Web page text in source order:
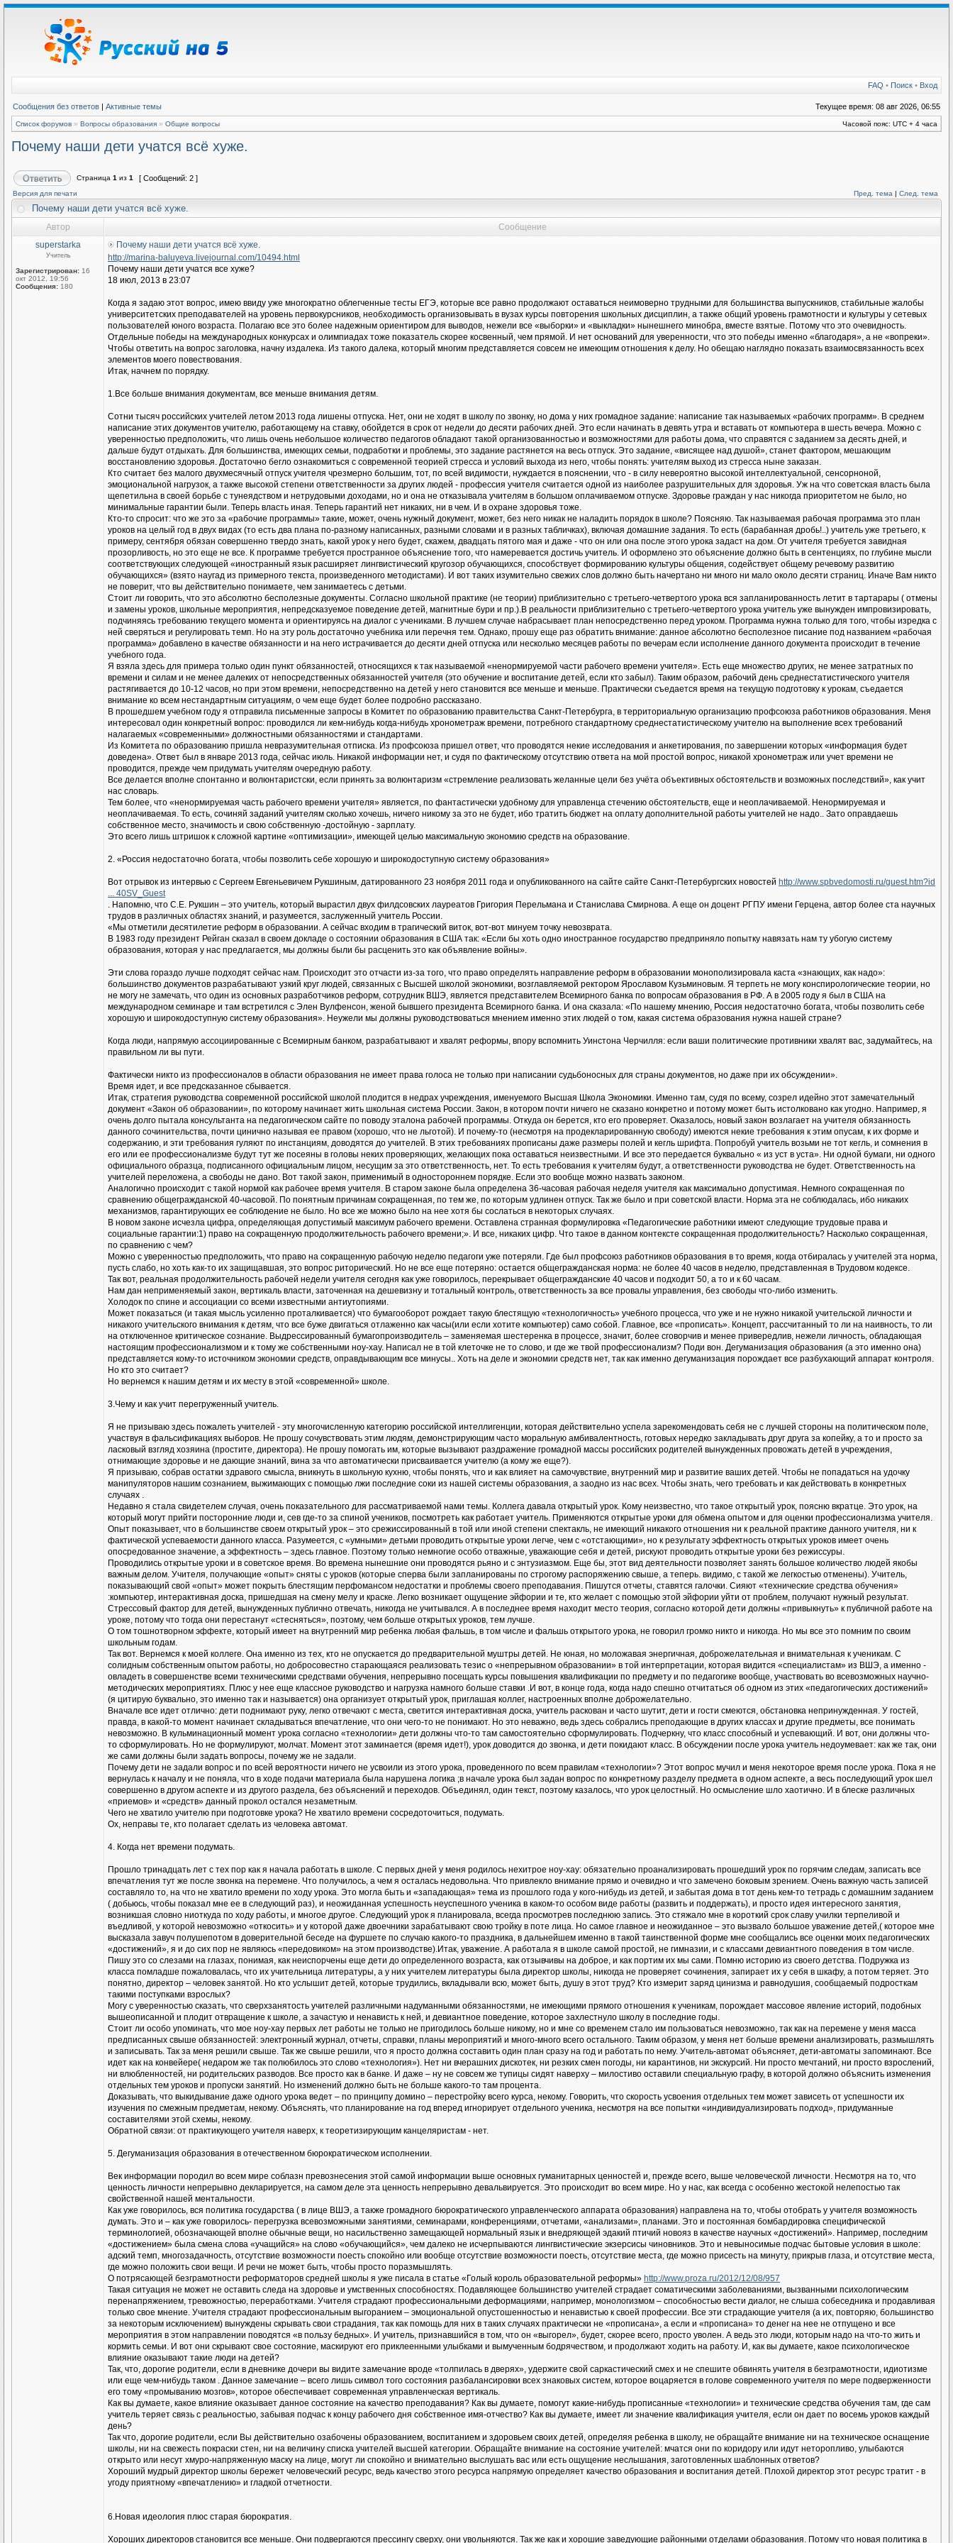
FAQ • Поиск • Вход
Сообщения без ответов | Активные темы Текущее время: 08 авг 2026, 06:55
Список форумов » Вопросы образования » Общие вопросы Часовой пояс: UTC + 4 часа
Почему наши дети учатся всё хуже.
Страница 1 из 1 [ Сообщений: 2 ]
Версия для печати Пред. тема | След. тема
Почему наши дети учатся всё хуже.
Автор
Сообщение
superstarka
Учитель
Зарегистрирован: 16
окт 2012, 19:56
Сообщения: 180
Почему наши дети учатся всё хуже.
http://marina-baluyeva.livejournal.com/10494.html
Почему наши дети учатся все хуже?
18 июл, 2013 в 23:07
Когда я задаю этот вопрос, имею ввиду уже многократно облегченные тесты ЕГЭ, которые все равно продолжают оставаться неимоверно трудными для большинства выпускников, стабильные жалобы
университетских преподавателей на уровень первокурсников, необходимость организовывать в вузах курсы повторения школьных дисциплин, а также общий уровень грамотности и культуры у сетевых
пользователей юного возраста. Полагаю все это более надежным ориентиром для выводов, нежели все «выборки» и «выкладки» нынешнего минобра, вместе взятые. Потому что это очевидность.
Отдельные победы на международных конкурсах и олимпиадах тоже показатель скорее косвенный, чем прямой. И нет оснований для уверенности, что это победы именно «благодаря», а не «вопреки».
Чтобы ответить на вопрос заголовка, начну издалека. Из такого далека, который многим представляется совсем не имеющим отношения к делу. Но обещаю наглядно показать взаимосвязанность всех
элементов моего повествования.
Итак, начнем по порядку.
1.Все больше внимания документам, все меньше внимания детям.
Сотни тысяч российских учителей летом 2013 года лишены отпуска. Нет, они не ходят в школу по звонку, но дома у них громадное задание: написание так называемых «рабочих программ». В среднем
написание этих документов учителю, работающему на ставку, обойдется в срок от недели до десяти рабочих дней. Это если начинать в девять утра и вставать от компьютера в шесть вечера. Можно с
уверенностью предположить, что лишь очень небольшое количество педагогов обладают такой организованностью и возможностями для работы дома, что справятся с заданием за десять дней, и
дальше будут отдыхать. Для большинства, имеющих семьи, подработки и проблемы, это задание растянется на весь отпуск. Это задание, «висящее над душой», станет фактором, мешающим
восстановлению здоровья. Достаточно бегло ознакомиться с современной теорией стресса и условий выхода из него, чтобы понять: учителям выход из стресса ныне заказан.
Кто считает без малого двухмесячный отпуск учителя чрезмерно большим, тот, по всей видимости, нуждается в пояснении, что - в силу невероятно высокой интеллектуальной, сенсорноной,
эмоциональной нагрузок, а также высокой степени ответственности за других людей - профессия учителя считается одной из наиболее разрушительных для здоровья. Уж на что советская власть была
щепетильна в своей борьбе с тунеядством и нетрудовыми доходами, но и она не отказывала учителям в большом оплачиваемом отпуске. Здоровье граждан у нас никогда приоритетом не было, но
минимальные гарантии были. Теперь власть иная. Теперь гарантий нет никаких, ни в чем. И в охране здоровья тоже.
Кто-то спросит: что же это за «рабочие программы» такие, может, очень нужный документ, может, без него никак не наладить порядок в школе? Поясняю. Так называемая рабочая программа это план
уроков на целый год в двух видах (то есть два плана по-разному написанных, разными словами и в разных табличках), включая домашние задания. То есть (барабанная дробь!..) учитель уже третьего, к
примеру, сентября обязан совершенно твердо знать, какой урок у него будет, скажем, двадцать пятого мая и даже - что он или она после этого урока задаст на дом. От учителя требуется завидная
прозорливость, но это еще не все. К программе требуется пространное объяснение того, что намеревается достичь учитель. И оформлено это объяснение должно быть в сентенциях, по глубине мысли
соответствующих следующей «иностранный язык расширяет лингвистический кругозор обучающихся, способствует формированию культуры общения, содействует общему речевому развитию
обучающихся» (взято наугад из примерного текста, произведенного методистами). И вот таких изумительно свежих слов должно быть начертано ни много ни мало около десяти страниц. Иначе Вам никто
не поверит, что вы действительно понимаете, чем занимаетесь с детьми.
Стоит ли говорить, что это абсолютно бесполезные документы. Согласно школьной практике (не теории) приблизительно с третьего-четвертого урока вся запланированность летит в тартарары ( отмены
и замены уроков, школьные мероприятия, непредсказуемое поведение детей, магнитные бури и пр.).В реальности приблизительно с третьего-четвертого урока учитель уже вынужден импровизировать,
подчиняясь требованию текущего момента и ориентируясь на диалог с учениками. В лучшем случае набрасывает план непосредственно перед уроком. Программа нужна только для того, чтобы изредка с
ней сверяться и регулировать темп. Но на эту роль достаточно учебника или перечня тем. Однако, прошу еще раз обратить внимание: данное абсолютно бесполезное писание под названием «рабочая
программа» добавлено в качестве обязанности и на него истрачивается до десяти дней отпуска или несколько месяцев работы по вечерам если исполнение данного документа происходит в течение
учебного года.
Я взяла здесь для примера только один пункт обязанностей, относящихся к так называемой «ненормируемой части рабочего времени учителя». Есть еще множество других, не менее затратных по
времени и силам и не менее далеких от непосредственных обязанностей учителя (это обучение и воспитание детей, если кто забыл). Таким образом, рабочий день среднестатистического учителя
растягивается до 10-12 часов, но при этом времени, непосредственно на детей у него становится все меньше и меньше. Практически съедается время на текущую подготовку к урокам, съедается
внимание ко всем нестандартным ситуациям, о чем еще будет более подробно рассказано.
В прошедшем учебном году я отправила письменные запросы в Комитет по образованию правительства Санкт-Петербурга, в территориальную организацию профсоюза работников образования. Меня
интересовал один конкретный вопрос: проводился ли кем-нибудь когда-нибудь хронометраж времени, потребного стандартному среднестатистическому учителю на выполнение всех требований
налагаемых «современными» должностными обязанностями и стандартами.
Из Комитета по образованию пришла невразумительная отписка. Из профсоюза пришел ответ, что проводятся некие исследования и анкетирования, по завершении которых «информация будет
доведена». Ответ был в январе 2013 года, сейчас июль. Никакой информации нет, и судя по фактическому отсутствию ответа на мой простой вопрос, никакой хронометраж или учет времени не
проводится, прежде чем придумать учителям очередную работу.
Все делается вполне спонтанно и волюнтаристски, если принять за волюнтаризм «стремление реализовать желанные цели без учёта объективных обстоятельств и возможных последствий», как учит
нас словарь.
Тем более, что «ненормируемая часть рабочего времени учителя» является, по фантастически удобному для управленца стечению обстоятельств, еще и неоплачиваемой. Ненормируемая и
неоплачиваемая. То есть, сочиняй заданий учителям сколько хочешь, ничего никому за это не будет, ибо тратить бюджет на оплату дополнительной работы учителей не надо.. Зато оправдаешь
собственное место, значимость и свою собственную -достойную - зарплату.
Это всего лишь штришок к сложной картине «оптимизации», имеющей целью максимальную экономию средств на образование.
2. «Россия недостаточно богата, чтобы позволить себе хорошую и широкодоступную систему образования»
Вот отрывок из интервью с Сергеем Евгеньевичем Рукшиным, датированного 23 ноября 2011 года и опубликованного на сайте сайте Санкт-Петербургских новостей http://www.spbvedomosti.ru/guest.htm?id
... 40SV_Guest
. Напомню, что С.Е. Рукшин – это учитель, который вырастил двух филдсовских лауреатов Григория Перельмана и Станислава Смирнова. А еще он доцент РГПУ имени Герцена, автор более ста научных
трудов в различных областях знаний, и разумеется, заслуженный учитель России.
«Мы отметили десятилетие реформ в образовании. А сейчас входим в трагический виток, вот-вот минуем точку невозврата.
В 1983 году президент Рейган сказал в своем докладе о состоянии образования в США так: «Если бы хоть одно иностранное государство предприняло попытку навязать нам ту убогую систему
образования, которая у нас предлагается, мы должны были бы расценить это как объявление войны».
Эти слова гораздо лучше подходят сейчас нам. Происходит это отчасти из-за того, что право определять направление реформ в образовании монополизировала каста «знающих, как надо»:
большинство документов разрабатывают узкий круг людей, связанных с Высшей школой экономики, возглавляемой ректором Ярославом Кузьминовым. Я терпеть не могу конспирологические теории, но
не могу не замечать, что один из основных разработчиков реформ, сотрудник ВШЭ, является представителем Всемирного банка по вопросам образования в РФ. А в 2005 году я был в США на
международном семинаре и там встретился с Элен Вулфенсон, женой бывшего президента Всемирного банка. И она сказала: «По нашему мнению, Россия недостаточно богата, чтобы позволить себе
хорошую и широкодоступную систему образования». Неужели мы должны руководствоваться мнением именно этих людей о том, какая система образования нужна нашей стране?
Когда люди, напрямую ассоциированные с Всемирным банком, разрабатывают и хвалят реформы, впору вспомнить Уинстона Черчилля: если ваши политические противники хвалят вас, задумайтесь, на
правильном ли вы пути.
Фактически никто из профессионалов в области образования не имеет права голоса не только при написании судьбоносных для страны документов, но даже при их обсуждении».
Время идет, и все предсказанное сбывается.
Итак, стратегия руководства современной российской школой плодится в недрах учреждения, именуемого Высшая Школа Экономики. Именно там, судя по всему, созрел идейно этот замечательный
документ «Закон об образовании», по которому начинает жить школьная система России. Закон, в котором почти ничего не сказано конкретно и потому может быть истолковано как угодно. Например, я
очень долго пытала консультанта на педагогическом сайте по поводу эталона рабочей программы. Откуда он берется, кто его проверяет. Оказалось, новый закон возлагает на учителя обязанность
данного сочинительства, почти цинично называя ее правом (хорошо, что не льготой). И почему-то (несмотря на продекларированную свободу) имеются некие требования к этим опусам, к их форме и
содержанию, и эти требования гуляют по инстанциям, доводятся до учителей. В этих требованиях прописаны даже размеры полей и кегль шрифта. Попробуй учитель возьми не тот кегль, и сомнения в
его или ее профессионализме будут тут же посеяны в головы неких проверяющих, желающих пока оставаться неизвестными. И все это передается буквально « из уст в уста». Ни одной бумаги, ни одного
официального образца, подписанного официальным лицом, несущим за это ответственность, нет. То есть требования к учителям будут, а ответственности руководства не будет. Ответственность на
учителей переложена, а свободы не дано. Вот такой закон, применимый в одностороннем порядке. Если это вообще можно назвать законом.
Аналогично происходит с такой нормой как рабочее время учителя. В старом законе была определена 36-часовая рабочая неделя учителя как максимально допустимая. Немного сокращенная по
сравнению общегражданской 40-часовой. По понятным причинам сокращенная, по тем же, по которым удлинен отпуск. Так же было и при советской власти. Норма эта не соблюдалась, ибо никаких
механизмов, гарантирующих ее соблюдение не было. Но все же можно было на нее хотя бы сослаться в некоторых случаях.
В новом законе исчезла цифра, определяющая допустимый максимум рабочего времени. Оставлена странная формулировка «Педагогические работники имеют следующие трудовые права и
социальные гарантии:1) право на сокращенную продолжительность рабочего времени;». И все, никаких цифр. Что такое в данном контексте сокращенная продолжительность? Насколько сокращенная,
по сравнению с чем?
Можно с уверенностью предположить, что право на сокращенную рабочую неделю педагоги уже потеряли. Где был профсоюз работников образования в то время, когда отбиралась у учителей эта норма,
пусть слабо, но хоть как-то их защищавшая, это вопрос риторический. Но не все еще потеряно: остается общегражданская норма: не более 40 часов в неделю, представленная в Трудовом кодексе.
Так вот, реальная продолжительность рабочей недели учителя сегодня как уже говорилось, перекрывает общегражданские 40 часов и подходит 50, а то и к 60 часам.
Нам дан неприменяемый закон, вертикаль власти, заточенная на дешевизну и тотальный контроль, ответственность за все провалы управления, без свободы что-либо изменить.
Холодок по спине и ассоциации со всеми известными антиутопиями.
Может показаться (и такая мысль усиленно проталкивается) что бумагооборот рождает такую блестящую «технологичность» учебного процесса, что уже и не нужно никакой учительской личности и
никакого учительского внимания к детям, что все буже двигаться отлаженно как часы(или если хотите компьютер) само собой. Главное, все «прописать». Концепт, рассчитанный то ли на наивность, то ли
на отключенное критическое сознание. Выдрессированный бумагопроизводитель – заменяемая шестеренка в процессе, значит, более сговорчив и менее привередлив, нежели личность, обладающая
настоящим профессионализмом и к тому же собственными ноу-хау. Написал не в той клеточке не то слово, и где же твой профессионализм? Поди вон. Дегуманизация образования (а это именно она)
представляется кому-то источником экономии средств, оправдывающим все минусы.. Хоть на деле и экономии средств нет, так как именно дегуманизация порождает все разбухающий аппарат контроля.
Но кто это считает?
Но вернемся к нашим детям и их месту в этой «современной» школе.
3.Чему и как учит перегруженный учитель.
Я не призываю здесь пожалеть учителей - эту многочисленную категорию российской интеллигенции, которая действительно успела зарекомендовать себя не с лучшей стороны на политическом поле,
участвуя в фальсификациях выборов. Не прошу сочувствовать этим людям, демонстрирующим часто моральную амбивалентность, готовых нередко закладывать друг друга за копейку, а то и просто за
ласковый взгляд хозяина (простите, директора). Не прошу помогать им, которые вызывают раздражение громадной массы российских родителей вынужденных провожать детей в учреждения,
отнимающие здоровье и не дающие знаний, вина за что автоматически присваивается учителю (а кому же еще?).
Я призываю, собрав остатки здравого смысла, вникнуть в школьную кухню, чтобы понять, что и как влияет на самочувствие, внутренний мир и развитие ваших детей. Чтобы не попадаться на удочку
манипуляторов нашим сознанием, выжимающих с помощью лжи последние соки из нашей системы образования, а заодно из нас всех. Чтобы знать, чего требовать и как действовать в конкретных
случаях .
Недавно я стала свидетелем случая, очень показательного для рассматриваемой нами темы. Коллега давала открытый урок. Кому неизвестно, что такое открытый урок, поясню вкратце. Это урок, на
который могут прийти посторонние люди и, сев где-то за спиной учеников, посмотреть как работает учитель. Применяются открытые уроки для обмена опытом и для оценки профессионализма учителя.
Опыт показывает, что в большинстве своем открытый урок – это срежиссированный в той или иной степени спектакль, не имеющий никакого отношения ни к реальной практике данного учителя, ни к
фактической успеваемости данного класса. Разумеется, с «умными» детьми проводить открытые уроки легче, чем с «отстающими», но к результату эффектность открытых уроков имеет очень
опосредованное значение, а эффектность – здесь главное. Поэтому только немногие особо отважные, уважающие себя и детей, рискуют проводить открытые уроки без режиссуры.
Проводились открытые уроки и в советское время. Во времена нынешние они проводятся рьяно и с энтузиазмом. Еще бы, этот вид деятельности позволяет занять большое количество людей якобы
важным делом. Учителя, получающие «опыт» сняты с уроков (которые сперва были запланированы по строгому распоряжению свыше, а теперь. видимо, с такой же легкостью отменены). Учитель,
показывающий свой «опыт» может покрыть блестящим перфомансом недостатки и проблемы своего преподавания. Пишутся отчеты, ставятся галочки. Сияют «технические средства обучения»
:компьютер, интерактивная доска, пришедшая на смену мелу и краске. Легко возникает ощущение эйфории и те, кто желает с помощью этой эйфории уйти от проблем, получают нужный результат.
Стрессовый фактор для детей, вынужденных публично отвечать, никогда не учитывался. А в последнее время находит место теория, согласно которой дети должны «привыкнуть» к публичной работе на
уроке, потому что тогда они перестанут «стесняться», поэтому, чем больше открытых уроков, тем лучше.
О том тошнотворном эффекте, который имеет на внутренний мир ребенка любая фальшь, в том числе и фальшь открытого урока, не говорил громко никто и никогда. Но мы все это помним по своим
школьным годам.
Так вот. Вернемся к моей коллеге. Она именно из тех, кто не опускается до предварительной муштры детей. Не юная, но моложавая энергичная, доброжелательная и внимательная к ученикам. С
солидным собственным опытом работы, но добросовестно старающаяся реализовать тезис о «непрерывном образовании» в той интерпретации, которая видится «специалистам» из ВШЭ, а именно -
овладеть в совершенстве всеми техническими средствами обучения, непрерывно посещать курсы повышения квалификации по предмету и по педагогике вообще, участвовать во всевозможных научно-
методических мероприятиях. Плюс у нее еще классное руководство и нагрузка намного больше ставки .И вот, в конце года, когда надо спешно отчитаться об одном из этих «педагогических достижений»
(я цитирую буквально, это именно так и называется) она организует открытый урок, приглашая коллег, настроенных вполне доброжелательно.
Вначале все идет отлично: дети поднимают руку, легко отвечают с места, светится интерактивная доска, учитель раскован и часто шутит, дети и гости смеются, обстановка непринужденная. У гостей,
правда, в какой-то момент начинает складываться впечатление, что они чего-то не понимают. Но это неважно, ведь здесь собрались преподающие в других классах и другие предметы, все понимать
невозможно. В кульминационный момент урока согласно «технологии» дети должны что-то там самостоятельно сформулировать. Подчеркну, что класс способный и успевающий. И вот, они должны что-
то сформулировать. Но не формулируют, молчат. Момент этот заминается (время идет!), урок доводится до звонка, и дети покидают класс. В обсуждении после урока учитель недоумевает: как же так, они
же сами должны были задать вопросы, почему же не задали.
Почему дети не задали вопрос и по всей вероятности ничего не усвоили из этого урока, проведенного по всем правилам «технологии»? Этот вопрос мучил и меня некоторое время после урока. Пока я не
вернулась к началу и не поняла, что в ходе подачи материала была нарушена логика ;в начале урока был задан вопрос по конкретному разделу предмета в одном аспекте, а весь последующий урок шел
совершенно в другом аспекте и из другого раздела, без объяснений и переходов. Объединял, один текст, поэтому казалось, что урок целостный. Но осмысление шло хаотично. И в блеске различных
«приемов» и «средств» данный прокол остался незаметным.
Чего не хватило учителю при подготовке урока? Не хватило времени сосредоточиться, подумать.
Ох, неправы те, кто полагает сделать из человека автомат.
4. Когда нет времени подумать.
Прошло тринадцать лет с тех пор как я начала работать в школе. С первых дней у меня родилось нехитрое ноу-хау: обязательно проанализировать прошедший урок по горячим следам, записать все
впечатления тут же после звонка на перемене. Что получилось, а чем я осталась недовольна. Что привлекло внимание прямо и очевидно и что замечено боковым зрением. Очень важную часть записей
составляло то, на что не хватило времени по ходу урока. Это могла быть и «западающая» тема из прошлого года у кого-нибудь из детей, и забытая дома в тот день кем-то тетрадь с домашним заданием
( добьюсь, чтобы показал мне ее в следующий раз), и неожиданная успешность неуспешного ученика в каком-то особом виде работы (развить и поддержать), и просто идея интересного занятия,
возникшая словно ниоткуда по ходу работы, и многое другое. Следующий урок я планировала, всегда просмотрев последнюю запись. Это стяжало мне в короткий срок славу училки терпеливой и
въедливой, у которой невозможно «откосить» и у которой даже двоечники зарабатывают свою тройку в поте лица. Но самое главное и неожиданное – это вызвало большое уважение детей,( которое мне
высказала завуч полушепотом в доверительной беседе на фуршете по случаю какого-то праздника, в дальнейшем именно в такой таинственной форме мне сообщались все оценки моих педагогических
«достижений», я и до сих пор не являюсь «передовиком» на этом производстве).Итак, уважение. А работала я в школе самой простой, не гимназии, и с классами девиантного поведения в том числе.
Пишу это со слезами на глазах, понимая, как неиспорчены еще дети до определенного возраста, как отзывчивы на доброе, и как портим их мы сами. Помню историю из своего детства. Подружка из
класса помладше пожаловалась, что их учительница литературы, а у них учителем литературы была директор школы, никогда не проверяет сочинения, запирает их у себя в шкафу, а потом теряет. Это
понятно, директор – человек занятой. Но кто услышит детей, которые трудились, вкладывали всю, может быть, душу в этот труд? Кто измерит заряд цинизма и равнодушия, сообщаемый подросткам
такими поступками взрослых?
Могу с уверенностью сказать, что сверхзанятость учителей различными надуманными обязанностями, не имеющими прямого отношения к ученикам, порождает массовое явление историй, подобных
вышеописанной и плодит отвращение к школе, а зачастую и ненависть к ней, и девиантное поведение, которое захлестнуло школу в последние годы.
Стоит ли особо упоминать, что мое ноу-хау первых лет работы не только не пригодилось больше никому, но и мне со временем стало им пользоваться невозможно, так как на перемене у меня масса
предписанных свыше обязанностей: электронный журнал, отчеты, справки, планы мероприятий и много-много всего остального. Таким образом, у меня нет больше времени анализировать, размышлять
и записывать. Так за меня решили свыше. Так же свыше решили, что я просто должна составить один план сразу на год и работать по нему. Учитель-автомат объясняет, дети-автоматы запоминают. Все
идет как на конвейере( недаром же так полюбилось это слово «технология»). Нет ни вчерашних дискотек, ни резких смен погоды, ни карантинов, ни экскурсий. Ни просто мечтаний, ни просто взрослений,
ни влюбленностей, ни родительских разводов. Все просто как в банке. И даже – ну не совсем же тупицы сидят наверху – милостиво оставили специальную графу, в которой должно объяснить изменения
отдельных тем уроков и пропуски занятий. Но изменений должно быть не больше какого-то там процента.
Доказывать, что выкидывание даже одного урока ведет – по принципу домино – перестройку всего курса, некому. Говорить, что скорость усвоения отдельных тем может зависеть от успешности их
изучения по смежным предметам, некому. Объяснять, что планирование на год вперед игнорирует отдельного ученика, несмотря на все попытки «индивидуализировать подход», придуманные
составителями этой схемы, некому.
Обратной связи: от практикующего учителя наверх, к теоретизирующим канцеляристам - нет.
5. Дегуманизация образования в отечественном бюрократическом исполнении.
Век информации породил во всем мире соблазн превознесения этой самой информации выше основных гуманитарных ценностей и, прежде всего, выше человеческой личности. Несмотря на то, что
ценность личности непрерывно декларируется, на самом деле эта ценность непрерывно девальвируется. Это происходит во всем мире. Но у нас, как всегда с особенно жестокой нелепостью так
свойственной нашей ментальности.
Как уже говорилось, вся политика государства ( в лице ВШЭ, а также громадного бюрократического управленческого аппарата образования) направлена на то, чтобы отобрать у учителя возможность
думать. Это и – как уже говорилось- перегрузка всевозможными занятиями, семинарами, конференциями, отчетами, «анализами», планами. Это и постоянная бомбардировка специфической
терминологией, обозначающей вполне обычные вещи, но насильственно замещающей нормальный язык и внедряющей эдакий птичий новояз в качестве научных «достижений». Например, последним
«достижением» была смена слова «учащийся» на слово «обучающийся», чем далеко не исчерпываются лингвистические экзерсисы чиновников. Это и невыносимые подчас бытовые условия в школе:
адский темп, многозадачность, отсутствие возможности поесть спокойно или вообще отсутствие возможности поесть, отсутствие места, где можно присесть на минуту, прикрыв глаза, и отсутствие места,
где можно положить свои вещи. И речи не может быть, чтобы просто поразмышлять.
О потрясающей безграмотности реформаторов средней школы я уже писала в статье «Голый король образовательной реформы» http://www.proza.ru/2012/12/08/957
Такая ситуация не может не оставить следа на здоровье и умственных способностях. Подавляющее большинство учителей страдает соматическими заболеваниями, вызванными психологическим
перенапряжением, тревожностью, переработками. Учителя страдают профессиональными деформациями, например, монологизмом – способностью вести диалог, не слыша собеседника и продавливая
только свое мнение. Учителя страдают профессиональным выгоранием – эмоциональной опустошенностью и ненавистью к своей профессии. Все эти страдающие учителя (а их, повторяю, большинство
за некоторым исключением) вынуждены скрывать свои страдания, так как помощь для них в таких случаях практически не «прописана», а если и «прописана» то денег на нее не отпущено и все
мероприятия в этом направлении поводятся «в пользу бедных». И учитель, признавшийся в том, что он «выгорел», будет, скорее всего, просто уволен. А ведь это люди, которым надо на что-то жить и
кормить семьи. И вот они скрывают свое состояние, маскируют его приклеенными улыбками и вымученным бодрячеством, и продолжают ходить на работу. И, как вы думаете, какое психологическое
влияние оказывают такие люди на детей?
Так, что, дорогие родители, если в дневнике дочери вы видите замечание вроде «толпилась в дверях», удержите свой саркастический смех и не спешите обвинять учителя в безграмотности, идиотизме
или еще чем-нибудь таком . Данное замечание – всего лишь символ того состояния разбалансировки всех знаковых систем, которое воцаряется в голове современного учителя по мере подверженности
его тому «промыванию мозгов», которое обеспечивает современная управленческая вертикаль.
Как вы думаете, какое влияние оказывает данное состояние на качество преподавания? Как вы думаете, помогут какие-нибудь прописанные «технологии» и технические средства обучения там, где сам
учитель теряет связь с реальностью, забывая подчас к концу рабочего дня собственное имя-отчество? Как вы думаете, имеет ли значение квалификация учителя, если он дает по восемь уроков каждый
день?
Так что, дорогие родители, если Вы действительно озабочены образованием, воспитанием и здоровьем своих детей, определяя ребенка в школу, не обращайте внимание ни на техническое оснащение
школы, ни на свежесть покраски стен, ни на величину списка учителей высшей категории. Обращайте внимание на состояние учителей: мчатся они по коридору или идут неторопливо, улыбаются
открыто или несут хмуро-напряженную маску на лице, могут ли спокойно и внимательно выслушать вас или есть ощущение неслышания, заготовленных шаблонных ответов?
Хороший мудрый директор школы бережет человеческий ресурс, ведь качество этого ресурса напрямую определяет качество образования и воспитания детей. Плохой директор этот ресурс тратит - в
угоду приятному «впечатлению» и гладкой отчетности.
6.Новая идеология плюс старая бюрократия.
Хороших директоров становится все меньше. Они подвергаются прессингу сверху, они увольняются. Так же как и хорошие заведующие районными отделами образования. Потому что новая политика в